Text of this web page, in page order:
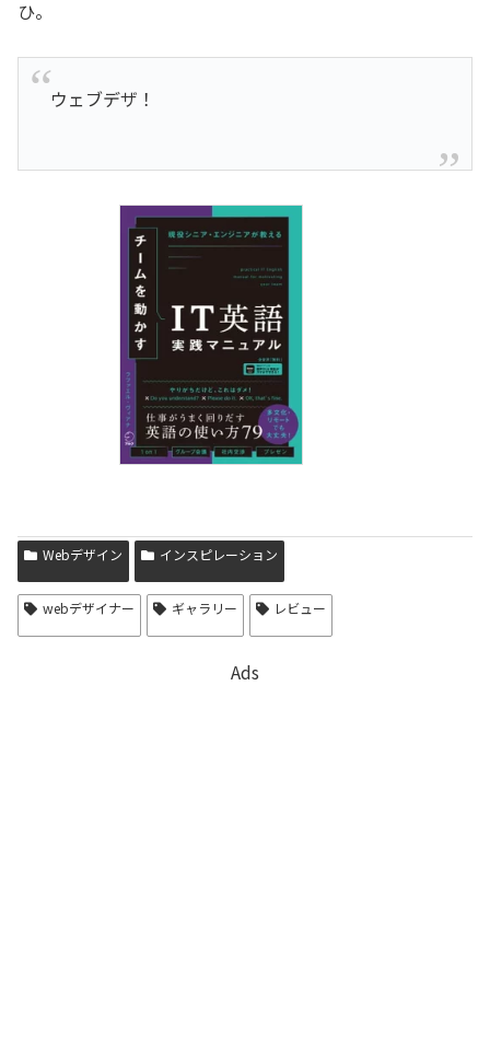
ひ。
ウェブデザ！
Webデザイン インスピレーション
webデザイナー ギャラリー レビュー
Ads